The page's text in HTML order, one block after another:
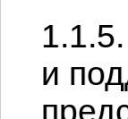
1.1.5.
и